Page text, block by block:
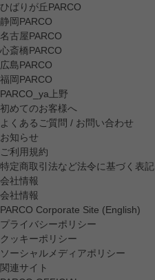
ひばりが丘PARCO
静岡PARCO
名古屋PARCO
心斎橋PARCO
広島PARCO
福岡PARCO
PARCO_ya上野
初めてのお客様へ
よくあるご質問 / お問い合わせ
お知らせ
ご利用規約
特定商取引法など法令に基づく表記
会社情報
会社情報
PARCO Corporate Site (English)
プライバシーポリシー
クッキーポリシー
ソーシャルメディアポリシー
関連サイト